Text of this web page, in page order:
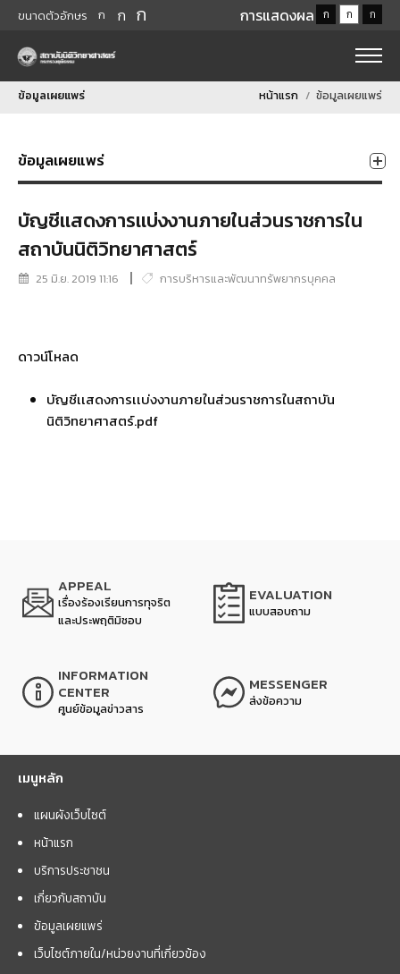
ขนาดตัวอักษร ก ก ก การแสดงผล ก ก ก
ข้อมูลเผยแพร่ หน้าแรก ข้อมูลเผยแพร่
ข้อมูลเผยแพร่
บัญชีเเสดงการเเบ่งงานภายในส่วนราชการใน
สถาบันนิติวิทยาศาสตร์
25 มิ.ย. 2019 11:16 การบริหารและพัฒนาทรัพยากรบุคคล
ดาวน์โหลด
บัญชีเเสดงการเเบ่งงานภายในส่วนราชการในสถาบัน
นิติวิทยาศาสตร์.pdf
APPEAL
เรื่องร้องเรียนการทุจริต
และประพฤติมิชอบ
EVALUATION
แบบสอบถาม
INFORMATION
CENTER
ศูนย์ข้อมูลข่าวสาร
MESSENGER
ส่งข้อความ
เมนูหลัก
แผนผังเว็บไซต์
หน้าแรก
บริการประชาชน
เกี่ยวกับสถาบัน
ข้อมูลเผยแพร่
เว็บไซต์ภายใน/หน่วยงานที่เกี่ยวข้อง